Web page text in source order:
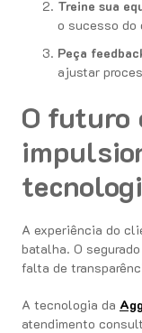
Treine sua
o sucesso do
Peça
ajustar
O futuro
A experiência do
batalha. O
falta de
A tecnologia da
atendimento